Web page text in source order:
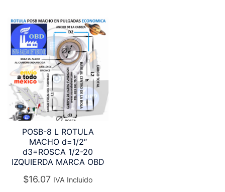
POSB-8 L ROTULA
MACHO d=1/2″
d3=ROSCA 1/2-20
IZQUIERDA MARCA OBD
$16.07 IVA Incluido